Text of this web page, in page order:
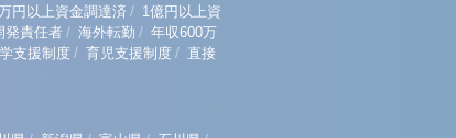
円以上資金調達済 / 1億円以上資
発責任者/ 海外転勤 / 年収600万
支援制度/ 育児支援制度 / 直接